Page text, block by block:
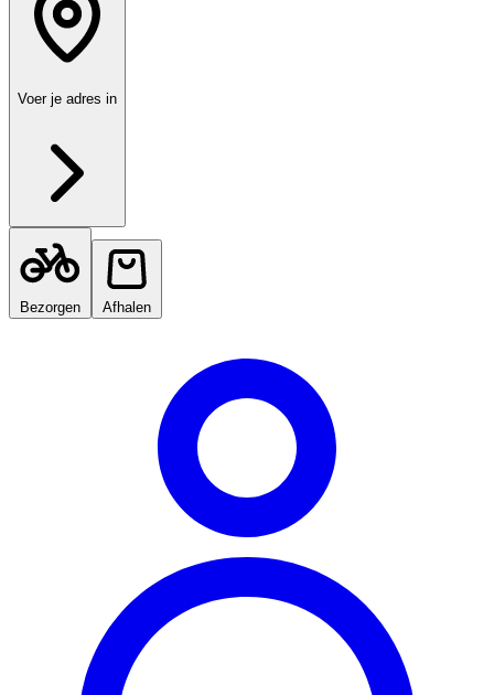
Voer je adres in
Bezorgen Afhalen